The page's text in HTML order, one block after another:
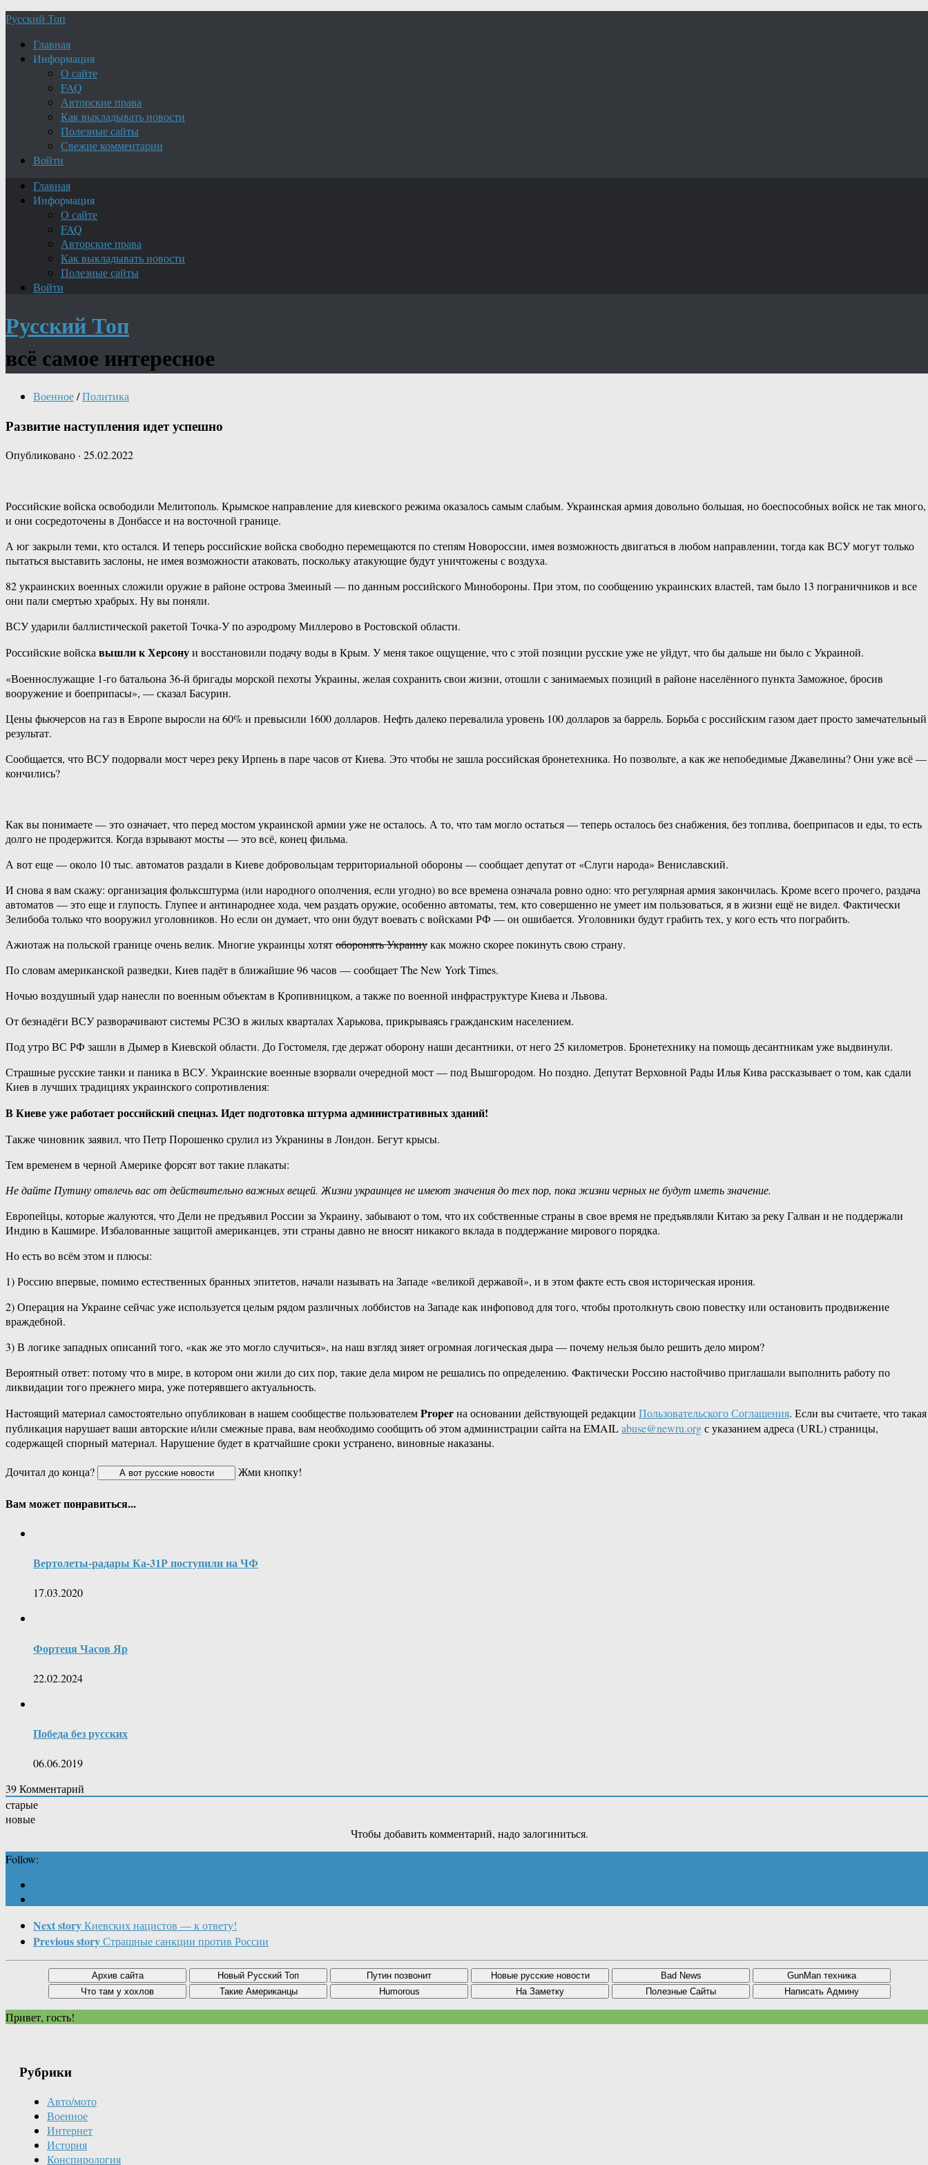
Русский Топ
Главная
Информация
О сайте
FAQ
Авторские права
Как выкладывать новости
Полезные сайты
Свежие комментарии
Войти
Главная
Информация
О сайте
FAQ
Авторские права
Как выкладывать новости
Полезные сайты
Войти
Русский Топ
всё самое интересное
Военное/Политика
Развитие наступления идет успешно
Опубликовано · 25.02.2022
Российские войска освободили Мелитополь. Крымское направление для киевского режима оказалось самым слабым. Украинская армия довольно большая, но боеспособных войск не так много,
и они сосредоточены в Донбассе и на восточной границе.
А юг закрыли теми, кто остался. И теперь российские войска свободно перемещаются по степям Новороссии, имея возможность двигаться в любом направлении, тогда как ВСУ могут только
пытаться выставить заслоны, не имея возможности атаковать, поскольку атакующие будут уничтожены с воздуха.
82 украинских военных сложили оружие в районе острова Змеиный — по данным российского Минобороны. При этом, по сообщению украинских властей, там было 13 пограничников и все
они пали смертью храбрых. Ну вы поняли.
ВСУ ударили баллистической ракетой Точка-У по аэродрому Миллерово в Ростовской области.
Российские войскавышли к Херсонуи восстановили подачу воды в Крым. У меня такое ощущение, что с этой позиции русские уже не уйдут, что бы дальше ни было с Украиной.
«Военнослужащие 1-го батальона 36-й бригады морской пехоты Украины, желая сохранить свои жизни, отошли с занимаемых позиций в районе населённого пункта Заможное, бросив
вооружение и боеприпасы», — сказал Басурин.
Цены фьючерсов на газ в Европе выросли на 60% и превысили 1600 долларов. Нефть далеко перевалила уровень 100 долларов за баррель. Борьба с российским газом дает просто замечательный
результат.
Сообщается, что ВСУ подорвали мост через реку Ирпень в паре часов от Киева. Это чтобы не зашла российская бронетехника. Но позвольте, а как же непобедимые Джавелины? Они уже всё —
кончились?
Как вы понимаете — это означает, что перед мостом украинской армии уже не осталось. А то, что там могло остаться — теперь осталось без снабжения, без топлива, боеприпасов и еды, то есть
долго не продержится. Когда взрывают мосты — это всё, конец фильма.
А вот еще — около 10 тыс. автоматов раздали в Киеве добровольцам территориальной обороны — сообщает депутат от «Слуги народа» Вениславский.
И снова я вам скажу: организация фольксштурма (или народного ополчения, если угодно) во все времена означала ровно одно: что регулярная армия закончилась. Кроме всего прочего, раздача
автоматов — это еще и глупость. Глупее и антинароднее хода, чем раздать оружие, особенно автоматы, тем, кто совершенно не умеет им пользоваться, я в жизни ещё не видел. Фактически
Зелибоба только что вооружил уголовников. Но если он думает, что они будут воевать с войсками РФ — он ошибается. Уголовники будут грабить тех, у кого есть что пограбить.
Ажиотаж на польской границе очень велик. Многие украинцы хотятоборонять Украинукак можно скорее покинуть свою страну.
По словам американской разведки, Киев падёт в ближайшие 96 часов — сообщает The New York Times.
Ночью воздушный удар нанесли по военным объектам в Кропивницком, а также по военной инфраструктуре Киева и Львова.
От безнадёги ВСУ разворачивают системы РСЗО в жилых кварталах Харькова, прикрываясь гражданским населением.
Под утро ВС РФ зашли в Дымер в Киевской области. До Гостомеля, где держат оборону наши десантники, от него 25 километров. Бронетехнику на помощь десантникам уже выдвинули.
Страшные русские танки и паника в ВСУ. Украинские военные взорвали очередной мост — под Вышгородом. Но поздно. Депутат Верховной Рады Илья Кива рассказывает о том, как сдали
Киев в лучших традициях украинского сопротивления:
В Киеве уже работает российский спецназ. Идет подготовка штурма административных зданий!
Также чиновник заявил, что Петр Порошенко срулил из Укранины в Лондон. Бегут крысы.
Тем временем в черной Америке форсят вот такие плакаты:
Не дайте Путину отвлечь вас от действительно важных вещей. Жизни украинцев не имеют значения до тех пор, пока жизни черных не будут иметь значение.
Европейцы, которые жалуются, что Дели не предъявил России за Украину, забывают о том, что их собственные страны в свое время не предъявляли Китаю за реку Галван и не поддержали
Индию в Кашмире. Избалованные защитой американцев, эти страны давно не вносят никакого вклада в поддержание мирового порядка.
Но есть во всём этом и плюсы:
1) Россию впервые, помимо естественных бранных эпитетов, начали называть на Западе «великой державой», и в этом факте есть своя историческая ирония.
2) Операция на Украине сейчас уже используется целым рядом различных лоббистов на Западе как инфоповод для того, чтобы протолкнуть свою повестку или остановить продвижение
враждебной.
3) В логике западных описаний того, «как же это могло случиться», на наш взгляд зияет огромная логическая дыра — почему нельзя было решить дело миром?
Вероятный ответ: потому что в мире, в котором они жили до сих пор, такие дела миром не решались по определению. Фактически Россию настойчиво приглашали выполнить работу по
ликвидации того прежнего мира, уже потерявшего актуальность.
Настоящий материал самостоятельно опубликован в нашем сообществе пользователемProperна основании действующей редакции Пользовательского Соглашения. Если вы считаете, что такая
публикация нарушает ваши авторские и/или смежные права, вам необходимо сообщить об этом администрации сайта на EMAILabuse@newru.orgс указанием адреса (URL) страницы,
содержащей спорный материал. Нарушение будет в кратчайшие сроки устранено, виновные наказаны.
Дочитал до конца?
Жми кнопку!
Вам может понравиться...
Вертолеты-радары Ка-31Р поступили на ЧФ
17.03.2020
Фортеця Часов Яр
22.02.2024
Победа без русских
06.06.2019
39Комментарий
старые
новые
Чтобы добавить комментарий, надо залогиниться.
Follow:
Next storyКиевских нацистов — к ответу!
Previous storyСтрашные санкции против России
Привет, гость!
Рубрики
Авто/мото
Военное
Интернет
История
Конспирология